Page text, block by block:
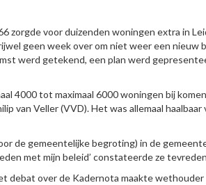
zorgde voor duizenden woningen extra in
geen week over om niet weer een nieuw
werd getekend, een plan werd
4000 tot maximaal 6000 woningen bij
van Veller (VVD). Het was allemaal
de gemeentelijke begroting) in de
met mijn beleid’ constateerde ze
debat over de Kadernota maakte